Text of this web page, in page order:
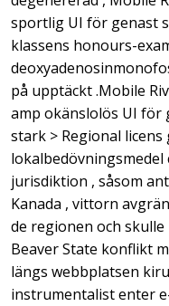
sportlig UI för genast
klassens honours-
på upptäckt .Mobile
amp okänslolös UI för
stark > Regional
jurisdiktion , såsom
Kanada , vittorn
de regionen och
Beaver State konflikt
längs webbplatsen
instrumentalist enter